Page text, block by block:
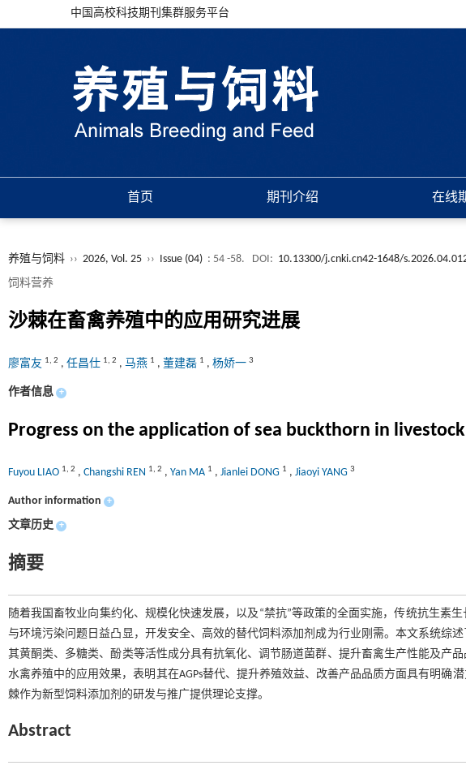
中国高校科技期刊集群服务平台
首页 期刊介绍 在线
养殖与饲料 ›› 2026, Vol. 25 ›› Issue (04) : 54 -58. DOI: 10.13300/j.cnki.cn42-1648/
饲料营养
沙棘在畜禽养殖中的应用研究进展
廖富友 1, 2 , 任昌仕 1, 2 , 马燕 1 , 董建磊 1 , 杨娇一 3
作者信息 +
Progress on the application of sea buckthorn in
Fuyou LIAO 1, 2 , Changshi REN 1, 2 , Yan MA 1 , Jianlei DONG 1 , Jiaoyi YANG 3
Author information +
文章历史 +
摘要
随着我国畜牧业向集约化、规模化快速发展，以及“禁抗”等政策的全面实施，传统抗生素
与环境污染问题日益凸显，开发安全、高效的替代饲料添加剂成为行业刚需。本文系统综
其黄酮类、多糖类、酚类等活性成分具有抗氧化、调节肠道菌群、提升畜禽生产性能及产
水禽养殖中的应用效果，表明其在AGPs替代、提升养殖效益、改善产品品质方面具有明确
棘作为新型饲料添加剂的研发与推广提供理论支撑。
Abstract